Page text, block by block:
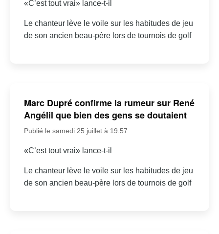
«C’est tout vrai» lance-t-il
Le chanteur lève le voile sur les habitudes de jeu
de son ancien beau-père lors de tournois de golf
Marc Dupré confirme la rumeur sur René
Angélil que bien des gens se doutaient
Publié le samedi 25 juillet à 19:57
«C’est tout vrai» lance-t-il
Le chanteur lève le voile sur les habitudes de jeu
de son ancien beau-père lors de tournois de golf